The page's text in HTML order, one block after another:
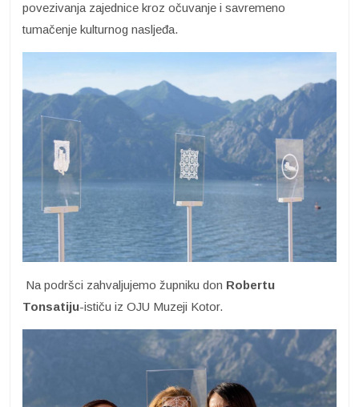
povezivanja zajednice kroz očuvanje i savremeno
tumačenje kulturnog nasljeđa.
Na podršci zahvaljujemo župniku don Robertu
Tonsatiju-ističu iz OJU Muzeji Kotor.